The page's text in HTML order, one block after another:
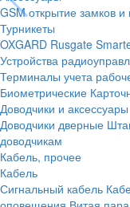
GSM открытие замков и
Турникеты
OXGARD Rusgate
Устройства
Терминалы учета
Биометрические
Доводчики и аксессуары
Доводчики дверные
доводчикам
Кабель, прочее
Кабель
Сигнальный кабель